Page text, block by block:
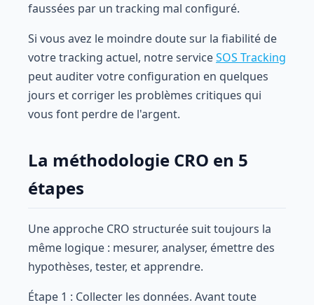
faussées par un tracking mal configuré.
Si vous avez le moindre doute sur la fiabilité de
votre tracking actuel, notre serviceSOS Tracking
peut auditer votre configuration en quelques
jours et corriger les problèmes critiques qui
vous font perdre de l'argent.
La méthodologie CRO en 5
étapes
Une approche CRO structurée suit toujours la
même logique : mesurer, analyser, émettre des
hypothèses, tester, et apprendre.
Étape 1 : Collecter les données. Avant toute